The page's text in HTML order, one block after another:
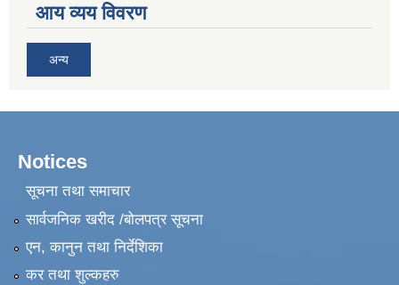
आय व्यय विवरण
अन्य
Notices
सूचना तथा समाचार
सार्वजनिक खरीद /बोलपत्र सूचना
एन, कानुन तथा निर्देशिका
कर तथा शुल्कहरु